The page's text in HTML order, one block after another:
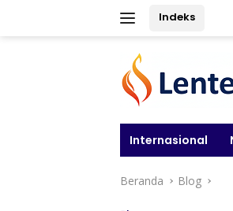
Indeks
Internasional
Beranda Blog